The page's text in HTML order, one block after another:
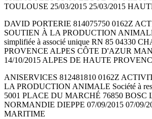
TOULOUSE 25/03/2015 25/03/2015
DAVID PORTERIE 814075750 0162Z
SOUTIEN À LA PRODUCTION
simplifiée à associé unique RN 85 04330
PROVENCE ALPES CÔTE D'AZUR
14/10/2015 ALPES DE HAUTE
ANISERVICES 812481810 0162Z
LA PRODUCTION ANIMALE Société à
5001 PLACE DU MARCHÉ 76850
NORMANDIE DIEPPE 07/09/2015 07/09/
MARITIME